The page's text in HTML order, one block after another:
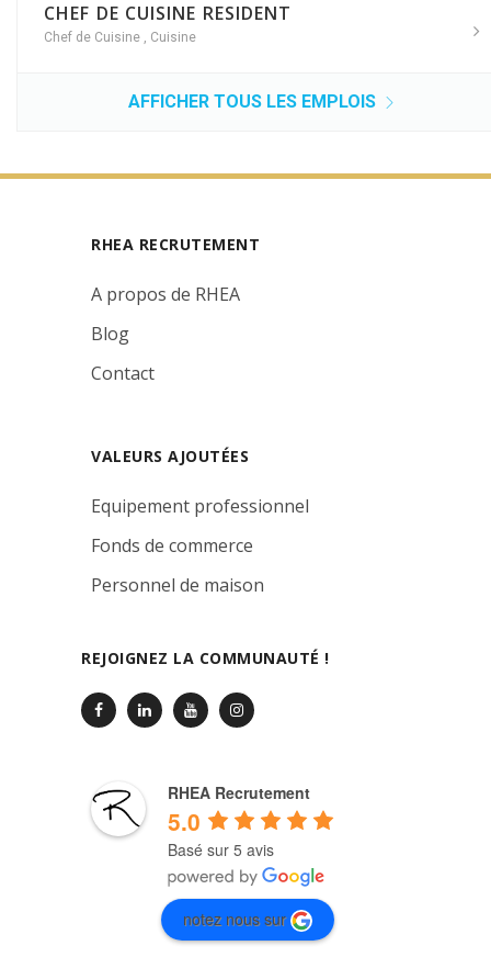
CHEF DE CUISINE RESIDENT
Chef de Cuisine , Cuisine
AFFICHER TOUS LES EMPLOIS
RHEA RECRUTEMENT
A propos de RHEA
Blog
Contact
VALEURS AJOUTÉES
Equipement professionnel
Fonds de commerce
Personnel de maison
REJOIGNEZ LA COMMUNAUTÉ !
RHEA Recrutement
5.0
Basé sur 5 avis
notez nous sur